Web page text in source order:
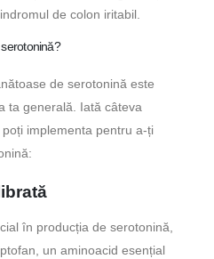
de colon iritabil.
de serotonină este
ta generală. Iată câteva
implementa pentru a-ți
în producția de serotonină,
un aminoacid esențial